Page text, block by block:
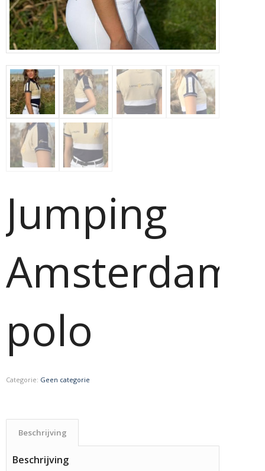
Jumping
Amsterdam
polo
Categorie: Geen categorie
Beschrijving
Beschrijving